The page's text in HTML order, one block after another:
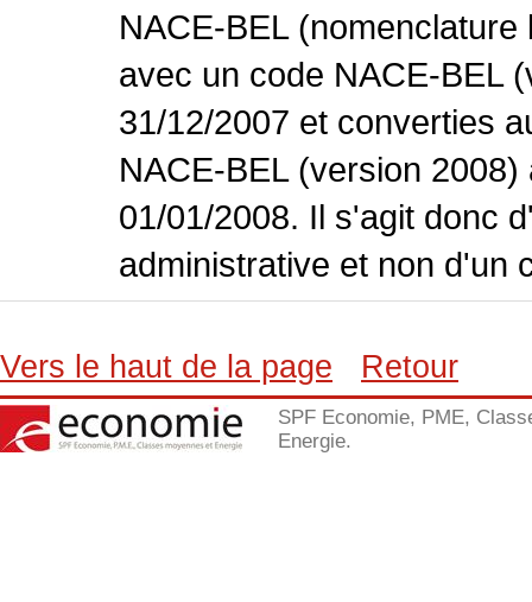
NACE-BEL
avec un code NACE-BEL
31/12/2007 et converties
NACE-BEL (version
01/01/2008. Il s'agit donc
administrative et non d'un
Vers le haut de la page Retour
SPF Economie, PME,
Energie.